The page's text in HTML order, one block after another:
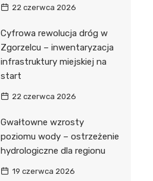
22 czerwca 2026
Cyfrowa rewolucja dróg w
Zgorzelcu – inwentaryzacja
infrastruktury miejskiej na
start
22 czerwca 2026
Gwałtowne wzrosty
poziomu wody – ostrzeżenie
hydrologiczne dla regionu
19 czerwca 2026